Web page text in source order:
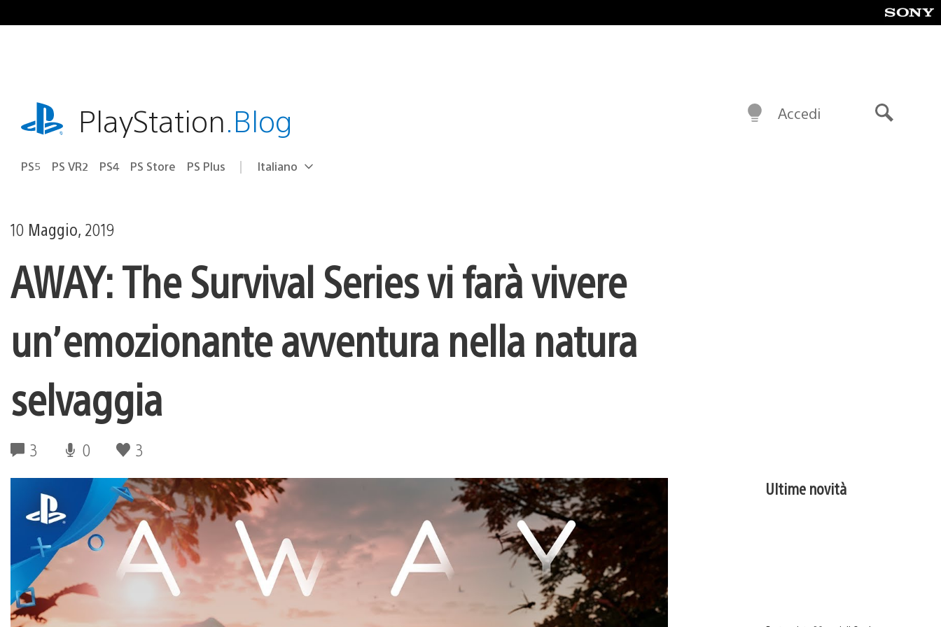
al
playstation.comPlayStation.Blog
PS5 PS VR2 PS4 PS Store PS Plus Seleziona
Regione
Italiano
Accedi
10 Maggio, 2019
AWAY: The Survival Series vi farà vivere
un’emozionante avventura nella natura
selvaggia
3 0 3
Ultime novità